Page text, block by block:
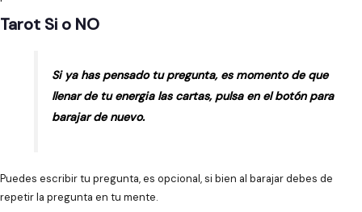
Tarot Si o NO
Si ya has pensado tu pregunta, es momento de que
llenar de tu energia las cartas, pulsa en el botón para
barajar de nuevo.
Puedes escribir tu pregunta, es opcional, si bien al barajar debes de
repetir la pregunta en tu mente.